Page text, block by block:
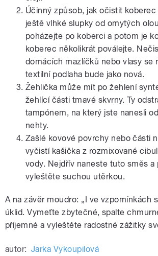
Účinný způsob, jak očistit koberec
ještě vlhké slupky od omytých
poházejte po koberci a potom je
koberec několikrát poválejte.
domácích mazlíčků nebo vlasy se
textilní podlaha bude jako nová.
Žehlička může mít po žehlení
žehlící části tmavé skvrny. Ty
tampónem, na který jste nanesli
nehty.
Zašlé kovové povrchy nebo části
vyčistí kašička z rozmixované
vody. Nejdřív naneste tuto směs
vyleštěte suchou utěrkou.
A na závěr moudro: „I ve vzpomínkách
úklid. Vymeťte zbytečné, spalte
příjemné a vyleštěte radostné zážitky
autor: Jarka Vykoupilová